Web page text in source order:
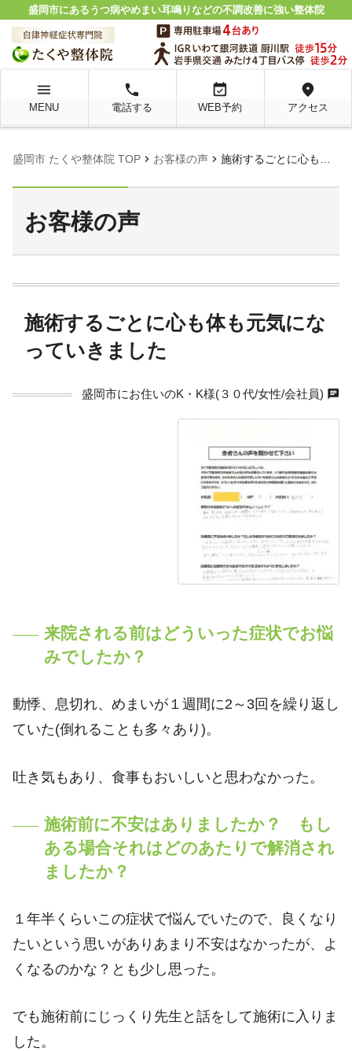
盛岡市にあるうつ病やめまい耳鳴りなどの不調改善に強い整体院
menu
MENU
local_phone
電話する
event_available
WEB予約
location_on
アクセス
盛岡市 たくや整体院 TOP chevron_right お客様の声 chevron_right 施術するごとに心も体も元気になっていきました
お客様の声
施術するごとに心も体も元気にな
っていきました
盛岡市にお住いのK・K様(３０代/女性/会社員) chat
来院される前はどういった症状でお悩
みでしたか？
動悸、息切れ、めまいが１週間に2～3回を繰り返し
ていた(倒れることも多々あり)。
吐き気もあり、食事もおいしいと思わなかった。
施術前に不安はありましたか？ もし
ある場合それはどのあたりで解消され
ましたか？
１年半くらいこの症状で悩んでいたので、良くなり
たいという思いがありあまり不安はなかったが、よ
くなるのかな？とも少し思った。
でも施術前にじっくり先生と話をして施術に入りま
した。